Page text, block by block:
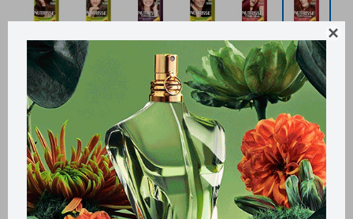

Métodos y costos de envío
Retiros gratuitos en tiendas